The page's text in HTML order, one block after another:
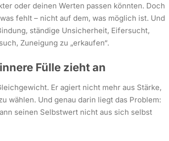
oder deinen Werten passen könnten. Doch
fehlt – nicht auf dem, was möglich ist. Und
ständige Unsicherheit, Eifersucht,
Zuneigung zu „erkaufen“.
Fülle zieht an
Er agiert nicht mehr aus Stärke,
wählen. Und genau darin liegt das Problem:
seinen Selbstwert nicht aus sich selbst